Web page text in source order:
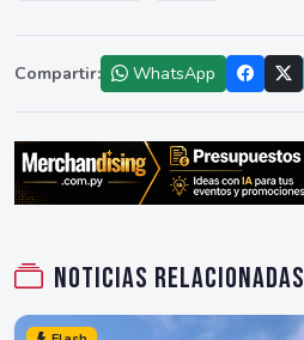
Compartir: WhatsApp
Noticias relacionadas